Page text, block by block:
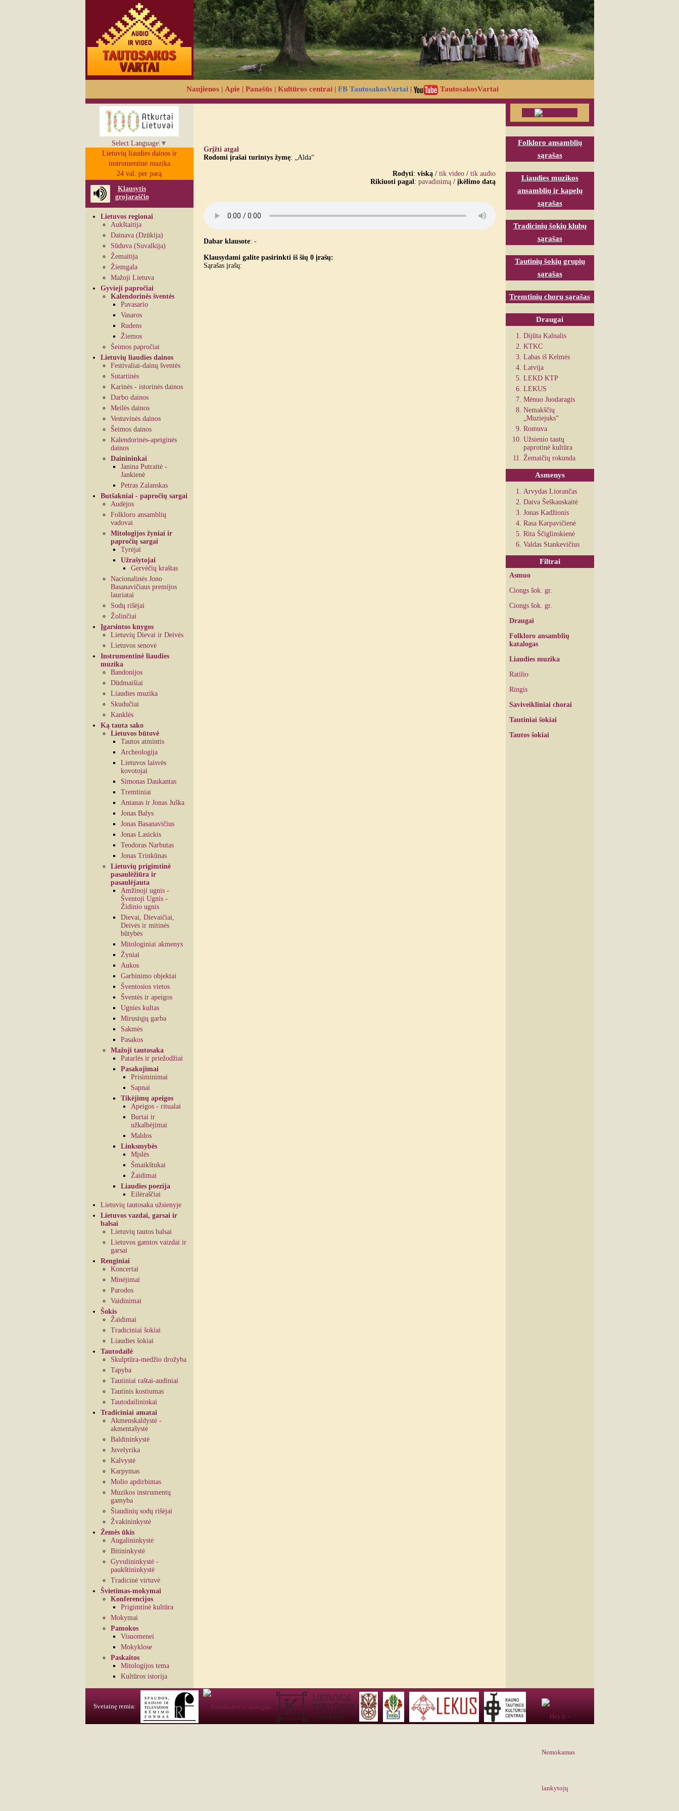
Naujienos| Apie | Panašūs| Kultūros centrai| FB TautosakosVartai | TautosakosVartai
Select Language ▼
Lietuvių liaudies dainos ir
instrumentinė muzika
24 val. per parą
Klausytis
grojaraščio
Lietuvos regionai
Aukštaitija
Dainava (Dzūkija)
Sūduva (Suvalkija)
Žemaitija
Žiemgala
Mažoji Lietuva
Gyvieji papročiai
Kalendorinės šventės
Pavasario
Vasaros
Rudens
Žiemos
Šeimos papročiai
Lietuvių liaudies dainos
Festivaliai-dainų šventės
Sutartinės
Karinės - istorinės dainos
Darbo dainos
Meilės dainos
Vestuvinės dainos
Šeimos dainos
Kalendorinės-apeiginės
dainos
Dainininkai
Janina Putraitė -
Jankienė
Petras Zalanskas
Butšakniai - papročių sargai
Audėjos
Folkloro ansamblių
vadovai
Mitologijos žyniai ir
papročių sargai
Tyrėjai
Užrašytojai
Gervėčių kraštas
Nacionalinės Jono
Basanavičiaus premijos
lauriatai
Sodų rišėjai
Žolinčiai
Įgarsintos knygos
Lietuvių Dievai ir Deivės
Lietuvos senovė
Instrumentinė liaudies
muzika
Bandonijos
Dūdmaišiai
Liaudies muzika
Skudučiai
Kanklės
Ką tauta sako
Lietuvos būtovė
Tautos atmintis
Archeologija
Lietuvos laisvės
kovotojai
Simonas Daukantas
Tremtiniai
Antanas ir Jonas Juška
Jonas Balys
Jonas Basanavičius
Jonas Lasickis
Teodoras Narbutas
Jonas Trinkūnas
Lietuvių prigimtinė
pasaulėžiūra ir
pasaulėjauta
Amžinoji ugnis -
Šventoji Ugnis -
Židinio ugnis
Dievai, Dievaičiai,
Deivės ir mitinės
būtybės
Mitologiniai akmenys
Žyniai
Aukos
Garbinimo objektai
Šventosios vietos
Šventės ir apeigos
Ugnies kultas
Mirusiųjų garba
Sakmės
Pasakos
Mažoji tautosaka
Patarlės ir priežodžiai
Pasakojimai
Prisiminimai
Sapnai
Tikėjimų apeigos
Apeigos - ritualai
Burtai ir
užkalbėjimai
Maldos
Linksmybės
Mįslės
Šmaikštukai
Žaidimai
Liaudies poezija
Eilėraščiai
Lietuvių tautosaka užsienyje
Lietuvos vazdai, garsai ir
balsai
Lietuvių tautos balsai
Lietuvos gamtos vaizdai ir
garsai
Renginiai
Koncertai
Minėjimai
Parodos
Vaidinimai
Šokis
Žaidimai
Tradiciniai šokiai
Liaudies šokiai
Tautodailė
Skulptūra-medžio drožyba
Tapyba
Tautiniai raštai-audiniai
Tautinis kostiumas
Tautodailininkai
Tradiciniai amatai
Akmenskaldystė -
akmentašystė
Baldininkystė
Juvelyrika
Kalvystė
Karpymas
Molio apdirbimas
Muzikos instrumentų
gamyba
Šiaudinių sodų rišėjai
Žvakininkystė
Žemės ūkis
Augalininkystė
Bitininkystė
Gyvulininkystė -
paukštininkystė
Tradicinė virtuvė
Švietimas-mokymai
Konferencijos
Prigimtinė kultūra
Mokymai
Pamokos
Visuomenei
Mokyklose
Paskaitos
Mitologijos tema
Kultūros istorija
Grįžti atgal
Rodomi įrašai turintys žymę: „Alda“
Rodyti: viską/ tik video/ tik audio
Rikiuoti pagal: pavadinimą/ įkėlimo datą
Dabar klausote: -
Klausydami galite pasirinkti iš šių 0 įrašų:
Sąrašas įrašų:
Folkloro ansamblių
sąrašas
Liaudies muzikos
ansamblių ir kapelų
sąrašas
Tradicinių šokių klubų
sąrašas
Tautinių šokių grupių
sąrašas
Tremtinių chorų sąrašas
Draugai
Dijūta Kalnalis
KTKC
Labas iš Kelmės
Latvija
LEKD KTP
LEKUS
Mėnuo Juodaragis
Nemakščių
„Muziejuks“
Romuva
Užsienio tautų
paprotinė kultūra
Žemaičių rokunda
Asmenys
Arvydas Liorančas
Daiva Šeškauskaitė
Jonas Kadžionis
Rasa Karpavičienė
Rita Ščiglinskienė
Valdas Stankevičius
Filtrai
Asmuo
Ciongs šok. gr.
Ciongs šok. gr.
Draugai
Folkloro ansamblių
katalogas
Liaudies muzika
Ratilio
Ringis
Saviveikliniai chorai
Tautiniai šokiai
Tautos šokiai
Svetainę remia: